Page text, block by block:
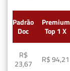
Padrão
Doc
Premium
Top 1 X
R$
23,67
R$ 94,21